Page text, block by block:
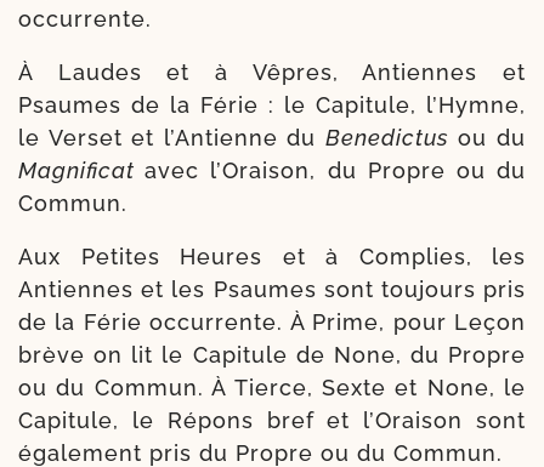
occurrente.
À Laudes et à Vêpres, Antiennes et
Psaumes de la Férie : le Capi­tule, l’Hymne,
le Verset et l’Antienne du Benedictus ou du
Magnificatavec l’Oraison, du Propre ou du
Commun.
Aux Petites Heures et à Complies, les
Antiennes et les Psaumes sont tou­jours pris
de la Férie occur­rente. À Prime, pour Leçon
brève on lit le Capitule de None, du Propre
ou du Commun. À Tierce, Sexte et None, le
Capitule, le Répons bref et l’Oraison sont
éga­le­ment pris du Propre ou du Commun.